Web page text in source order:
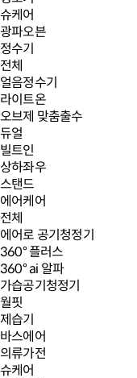
슈케어
광파오븐
정수기
전체
얼음정수기
라이트온
오브제 맞춤출수
듀얼
빌트인
상하좌우
스탠드
에어케어
전체
에어로 공기청정기
360° 플러스
360° ai 알파
가습공기청정기
월핏
제습기
바스에어
의류가전
슈케어